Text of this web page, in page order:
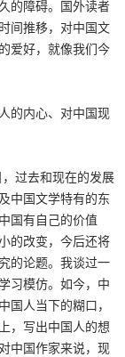
的障碍。国外读者
间推移，对中国文
爱好，就像我们今
的内心、对中国现
过去和现在的发展
中国文学特有的东
国有自己的价值
的改变，今后还将
的论题。我谈过一
习模仿。如今，中
人当下的糊口，
，写出中国人的想
中国作家来说，现